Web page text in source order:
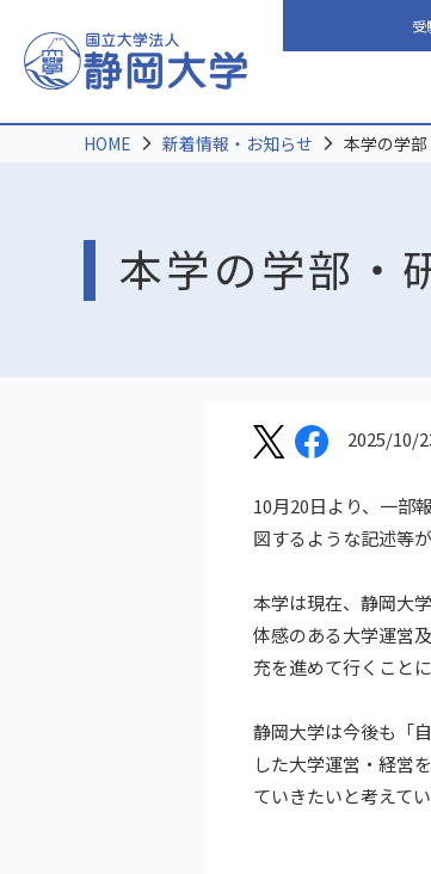
受
本学の学部・
HOME 新着情報・お知らせ 本学の学
2025/10/
10月20日より、一部
図するような記述等
本学は現在、静岡大
体感のある大学運営
充を進めて行くこと
静岡大学は今後も「
した大学運営・経営
ていきたいと考えてい